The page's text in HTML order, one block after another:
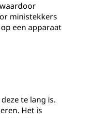
ministekkers
een apparaat
te lang is.
Het is